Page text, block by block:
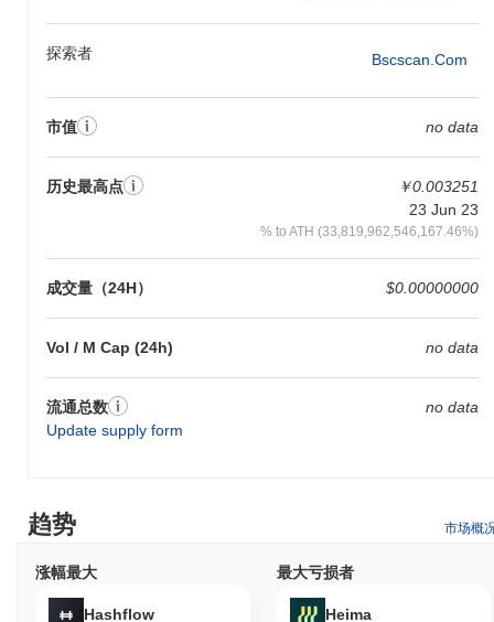
探索者 Bscscan.com
市值 no data
历史最高点
￥0.003251
23 Jun 23
% to ATH (33,819,962,546,167.46%)
成交量（24H） $0.00000000
Vol / M Cap (24h) no data
流通总数
Update supply form
no data
趋势 市场概
涨幅最大
Hashflow
最大亏损者
Heima